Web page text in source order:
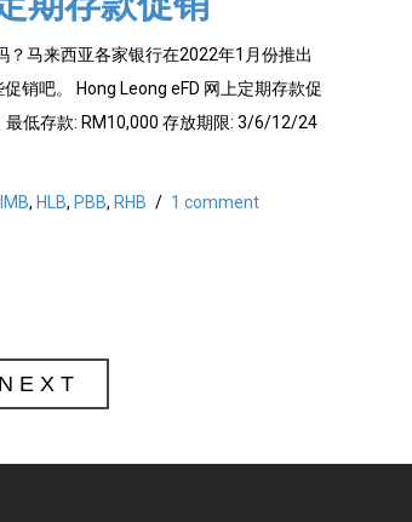
马来西亚各家银行在2022年1月份推出
销吧。 Hong Leong eFD 网上定期存款促
低存款: RM10,000 存放期限: 3/6/12/24
, HLB, PBB, RHB / 1 comment
NEXT